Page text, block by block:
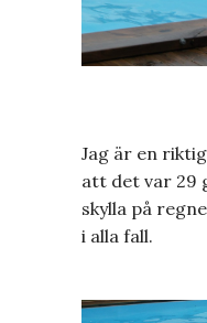
Jag är en
att det var 29
skylla på
i alla fall.